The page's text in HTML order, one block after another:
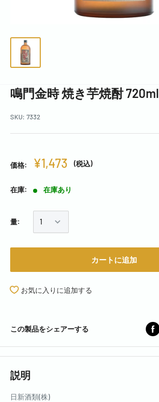
鳴門金時 焼き芋焼酎 720ml
SKU: 7332
価格: ¥1,473 (税込)
在庫: 在庫あり
量:
カートに追加
お気に入りに追加する
この製品をシェアーする
説明
日新酒類(株)